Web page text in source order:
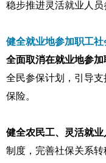
稳步推进灵活就业人员
健全就业地参加职工
全面取消在就业地参
全民参保计划，引导
保险。
健全农民工、灵活就
制度，完善社保关系